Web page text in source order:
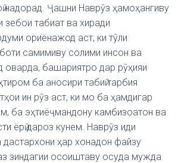
надорад. Ҷашни Наврӯз ҳамоҳангиву
табиат ва хиради
ориёнажод аст, ки тӯли
самимиву солими инсон ва
оварда, башариятро дар рӯҳияи
ба аносири табиӣ тарбия
ин рӯз аст, ки мо ба ҳамдигар
ба эҳтиёҷмандону камбизоатон ва
ёрӣ дароз кунем. Наврӯз иди
дастархони ҳар хонадон файзу
зиндагии осоиштаву осуда мужда